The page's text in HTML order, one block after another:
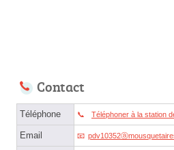
Contact
Téléphone Téléphoner à la station
Email